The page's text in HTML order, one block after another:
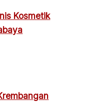
Kosmetik